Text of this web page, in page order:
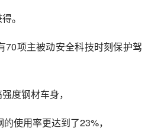
。
70项主被动安全科技时刻保护驾
度钢材车身，
使用率更达到了23%，